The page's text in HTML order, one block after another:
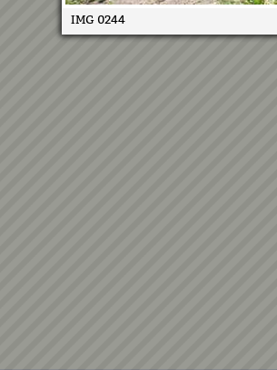
IMG 0244